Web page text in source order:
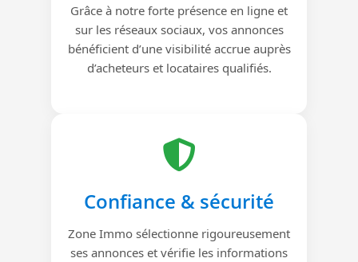
Grâce à notre forte présence en ligne et
sur les réseaux sociaux, vos annonces
bénéficient d’une visibilité accrue auprès
d’acheteurs et locataires qualifiés.
Confiance & sécurité
Zone Immo sélectionne rigoureusement
ses annonces et vérifie les informations